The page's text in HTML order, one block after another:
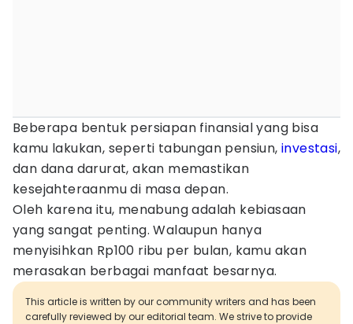
Beberapa bentuk persiapan finansial yang bisa
kamu lakukan, seperti tabungan pensiun, investasi,
dan dana darurat, akan memastikan
kesejahteraanmu di masa depan.
Oleh karena itu, menabung adalah kebiasaan
yang sangat penting. Walaupun hanya
menyisihkan Rp100 ribu per bulan, kamu akan
merasakan berbagai manfaat besarnya.
This article is written by our community writers and has been
carefully reviewed by our editorial team. We strive to provide